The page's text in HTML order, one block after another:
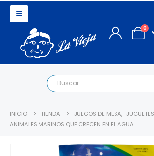
0
INICIO TIENDA JUEGOS DE MESA, JUGUETES
ANIMALES MARINOS QUE CRECEN EN EL AGUA